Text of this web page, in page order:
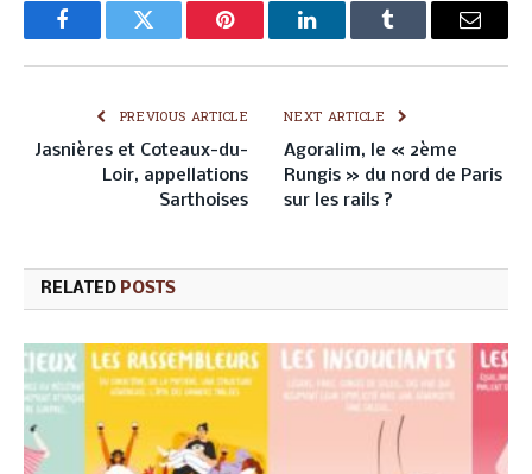
FacebookTwitter Pinterest LinkedInTumblr Email
PREVIOUS ARTICLE
Jasnières et Coteaux-du-
Loir, appellations
Sarthoises
NEXT ARTICLE
Agoralim, le « 2ème
Rungis » du nord de Paris
sur les rails ?
RELATED POSTS